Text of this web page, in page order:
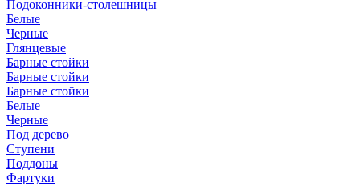
Подоконники-столешницы
Белые
Черные
Глянцевые
Барные стойки
Барные стойки
Барные стойки
Белые
Черные
Под дерево
Ступени
Поддоны
Фартуки